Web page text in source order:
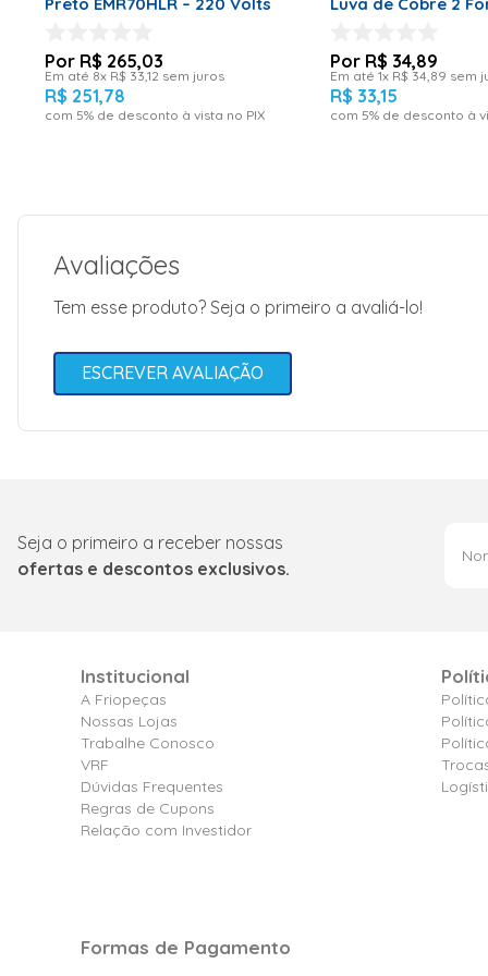
Preto EMR70HLR – 220 Volts
R$ 265,03
Em até 8x R$ 33 ,12 sem juros
R$ 251,78
com 5% de desconto à vista no PIX
Luva
R$ 34,89
Em até1x R$ 34 89 sem
R$ 33,15
com 5% de desconto à
Avaliações
Tem esse produto? Seja o primeiro a avaliá-lo!
ESCREVER AVALIAÇÃO
Seja o primeiro a receber nossas
ofertas e descontos exclusivos.
Institucional
A Friopeças
Nossas Lojas
Trabalhe Conosco
VRF
Dúvidas Frequentes
Regras de Cupons
Relação com Investidor
Formas de Pagamento